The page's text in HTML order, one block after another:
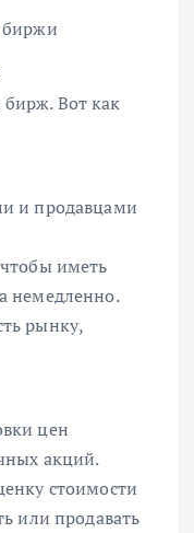
биржи
Вот как
и продавцами
иметь
немедленно.
рынку,
цен
акций.
стоимости
или продавать